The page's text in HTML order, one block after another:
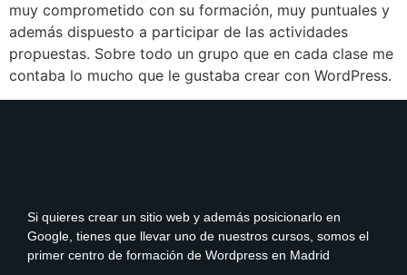
muy comprometido con su formación, muy puntuales y
además dispuesto a participar de las actividades
propuestas. Sobre todo un grupo que en cada clase me
contaba lo mucho que le gustaba crear con WordPress.
Si quieres crear un sitio web y además posicionarlo en
Google, tienes que llevar uno de nuestros cursos, somos el
primer centro de formación de Wordpress en Madrid